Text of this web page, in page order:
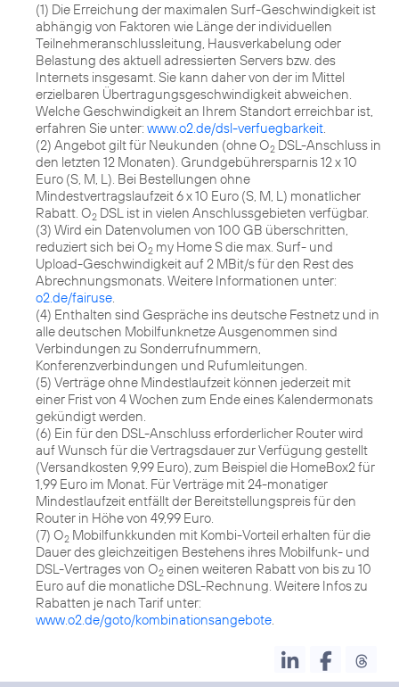
(1) Die Erreichung der maximalen Surf-Geschwindigkeit ist
abhängig von Faktoren wie Länge der individuellen
Teilnehmeranschlussleitung, Hausverkabelung oder
Belastung des aktuell adressierten Servers bzw. des
Internets insgesamt. Sie kann daher von der im Mittel
erzielbaren Übertragungsgeschwindigkeit abweichen.
Welche Geschwindigkeit an Ihrem Standort erreichbar ist,
erfahren Sie unter: www.o2.de/dsl-verfuegbarkeit.
(2) Angebot gilt für Neukunden (ohne O2 DSL-Anschluss in
den letzten 12 Monaten). Grundgebührersparnis 12 x 10
Euro (S, M, L). Bei Bestellungen ohne
Mindestvertragslaufzeit 6 x 10 Euro (S, M, L) monatlicher
Rabatt. O2 DSL ist in vielen Anschlussgebieten verfügbar.
(3) Wird ein Datenvolumen von 100 GB überschritten,
reduziert sich bei O2 my Home S die max. Surf- und
Upload-Geschwindigkeit auf 2 MBit/s für den Rest des
Abrechnungsmonats. Weitere Informationen unter:
o2.de/fairuse.
(4) Enthalten sind Gespräche ins deutsche Festnetz und in
alle deutschen Mobilfunknetze Ausgenommen sind
Verbindungen zu Sonderrufnummern,
Konferenzverbindungen und Rufumleitungen.
(5) Verträge ohne Mindestlaufzeit können jederzeit mit
einer Frist von 4 Wochen zum Ende eines Kalendermonats
gekündigt werden.
(6) Ein für den DSL-Anschluss erforderlicher Router wird
auf Wunsch für die Vertragsdauer zur Verfügung gestellt
(Versandkosten 9,99 Euro), zum Beispiel die HomeBox2 für
1,99 Euro im Monat. Für Verträge mit 24-monatiger
Mindestlaufzeit entfällt der Bereitstellungspreis für den
Router in Höhe von 49,99 Euro.
(7) O2 Mobilfunkkunden mit Kombi-Vorteil erhalten für die
Dauer des gleichzeitigen Bestehens ihres Mobilfunk- und
DSL-Vertrages von O2 einen weiteren Rabatt von bis zu 10
Euro auf die monatliche DSL-Rechnung. Weitere Infos zu
Rabatten je nach Tarif unter:
www.o2.de/goto/kombinationsangebote.